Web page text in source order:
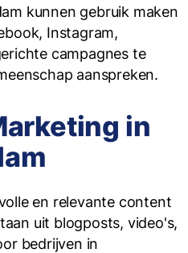
kunnen gebruik maken
Instagram,
campagnes te
aanspreken.
in
en relevante content
uit blogposts, video's,
bedrijven in